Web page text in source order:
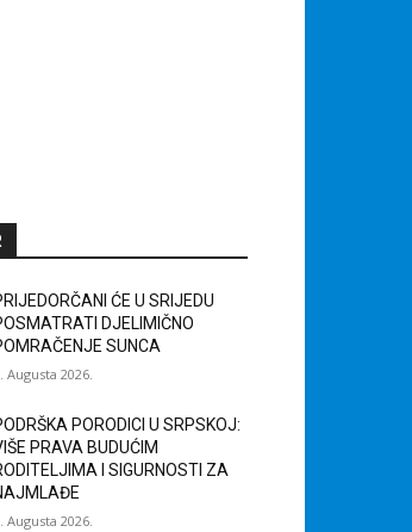
ĆE U SRIJEDU
DJELIMIČNO
SUNCA
Augusta 2026.
PORODICI U SRPSKOJ:
PRAVA BUDUĆIM
I SIGURNOSTI ZA
Augusta 2026.